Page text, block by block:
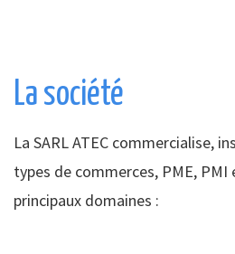
La société
La SARL ATEC commercialise,
types de commerces, PME,
principaux domaines :